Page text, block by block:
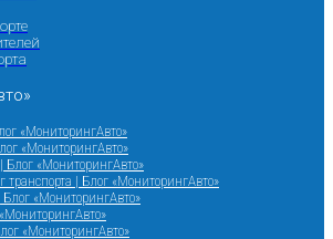
«МониторингАвто»
«МониторингАвто»
Блог «МониторингАвто»
транспорта | Блог «МониторингАвто»
«МониторингАвто»
«МониторингАвто»